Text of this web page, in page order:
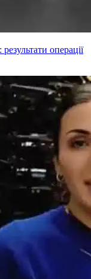
операції